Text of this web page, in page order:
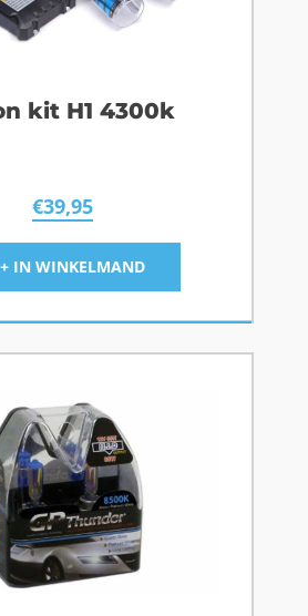
kit H1 4300k
€39,95
+ IN WINKELMAND